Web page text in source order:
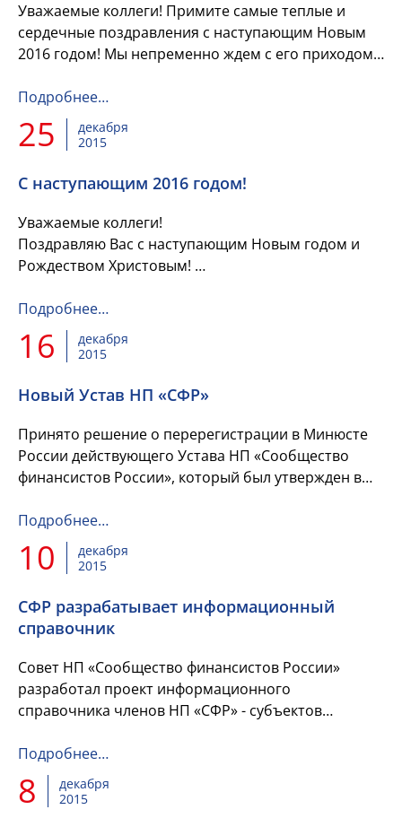
Уважаемые коллеги! Примите самые теплые и
сердечные поздравления с наступающим Новым
2016 годом! Мы непременно ждем с его приходом
радостных событий и н...
Подробнее…
25
декабря
2015
С наступающим 2016 годом!
Уважаемые коллеги!
Поздравляю Вас с наступающим Новым годом и
Рождеством Христовым!
а дело, которое нас объединяет, приносит
удовлетворение и вдохновляет...
Подробнее…
16
декабря
2015
Новый Устав НП «СФР»
Принято решение о перерегистрации в Минюсте
России действующего Устава НП «Сообщество
финансистов России», который был утвержден в
Сообщества рассм...
Подробнее…
10
декабря
2015
СФР разрабатывает информационный
справочник
Совет НП «Сообщество финансистов России»
разработал проект информационного
справочника членов НП «СФР» - субъектов
образований и организаций. Справочник п...
Подробнее…
8
декабря
2015